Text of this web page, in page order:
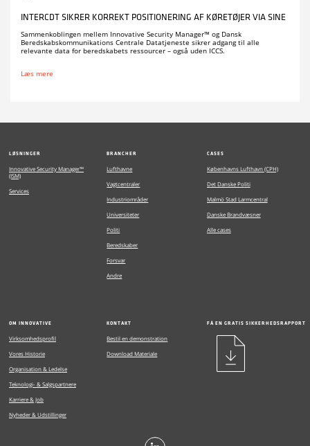
INTERCDT SIKRER KORREKT POSITIONERING AF KØRETØJER VIA SINE
Sammenkoblingen mellem Innovative Security Manager™ og Dansk
Beredskabskommunikations Centrale Datatjeneste sikrer adgang til alle
relevante data for beredskabets ressourcer – også uden ICCS.
Læs mere
LØSNINGER
Innovative Security Manager™
(ISM)
Services
BRANCHER
Lufthavne
Vagtcentraler
Industriområder
Universiteter
Politi
Beredskaber
Forsvar
Andre
CASES
Københavns Lufthavn (CPH)
Det Danske Politi
Malmö Stad Larmcentral
Danske Brandvæsner
Alle cases
OM INNOVATIVE
Virksomhedsprofil
Vores Historie
Organisation & Ledelse
Teknologi- & Salgspartnere
Karriere & Job
Nyheder & Udstillinger
KONTAKT
Bestil en demonstration
Download Materiale
FÅ EN GRATIS SIKKERHEDSRAPPORT